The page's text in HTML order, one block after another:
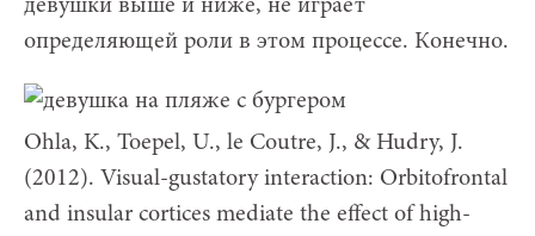
девушки выше и ниже, не играет
определяющей роли в этом процессе. Конечно.
Ohla, K., Toepel, U., le Coutre, J., & Hudry, J.
(2012). Visual-gustatory interaction: Orbitofrontal
and insular cortices mediate the effect of high-